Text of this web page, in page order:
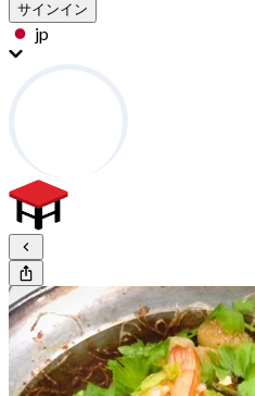
サインイン
jp